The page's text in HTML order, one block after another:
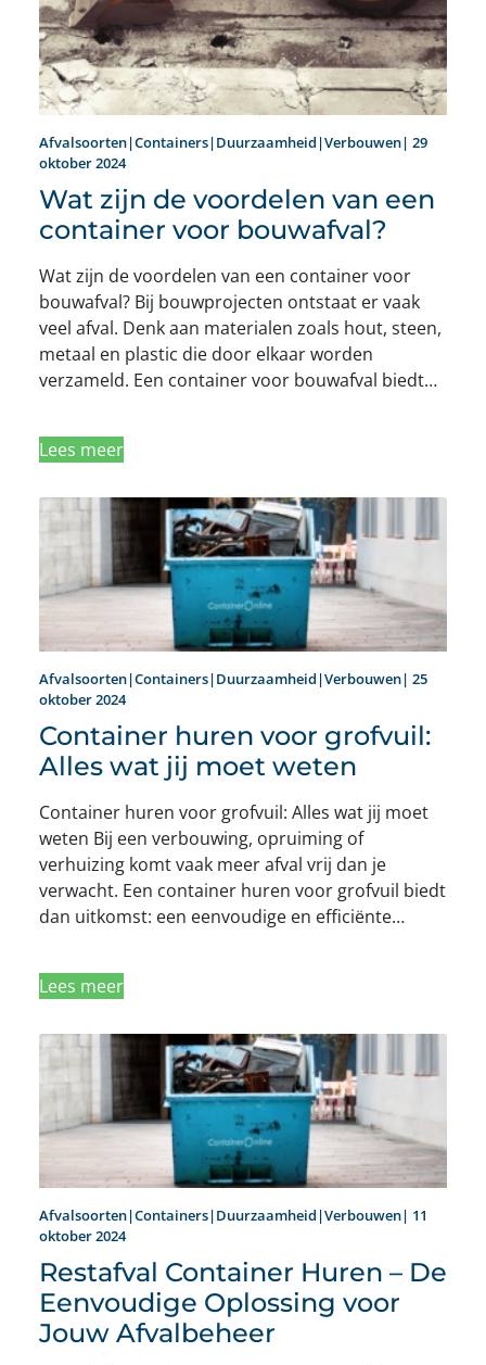
Afvalsoorten|Containers|Duurzaamheid|Verbouwen| 29
oktober 2024
Wat zijn de voordelen van een
container voor bouwafval?
Wat zijn de voordelen van een container voor
bouwafval? Bij bouwprojecten ontstaat er vaak
veel afval. Denk aan materialen zoals hout, steen,
metaal en plastic die door elkaar worden
verzameld. Een container voor bouwafval biedt…
Lees meer
Afvalsoorten|Containers|Duurzaamheid|Verbouwen| 25
oktober 2024
Container huren voor grofvuil:
Alles wat jij moet weten
Container huren voor grofvuil: Alles wat jij moet
weten Bij een verbouwing, opruiming of
verhuizing komt vaak meer afval vrij dan je
verwacht. Een container huren voor grofvuil biedt
dan uitkomst: een eenvoudige en efficiënte…
Lees meer
Afvalsoorten|Containers|Duurzaamheid|Verbouwen| 11
oktober 2024
Restafval Container Huren – De
Eenvoudige Oplossing voor
Jouw Afvalbeheer